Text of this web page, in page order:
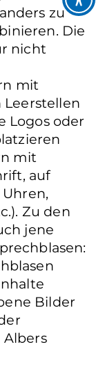
zu
Die
nicht
mit
Logos oder
mit
auf
Zu den
jene
Bilder
Albers